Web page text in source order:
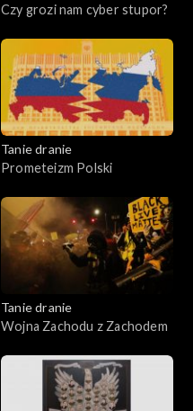
Czy grozi nam cyber stupor?
Tanie dranie
Prometeizm Polski
Tanie dranie
Wojna Zachodu z Zachodem